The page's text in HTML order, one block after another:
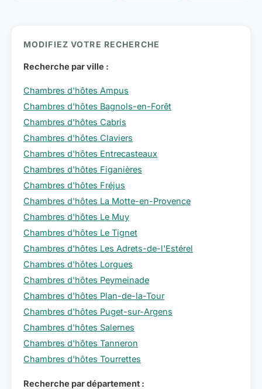
MODIFIEZ VOTRE RECHERCHE
Recherche par ville :
Chambres d'hôtes Ampus
Chambres d'hôtes Bagnols-en-Forêt
Chambres d'hôtes Cabris
Chambres d'hôtes Claviers
Chambres d'hôtes Entrecasteaux
Chambres d'hôtes Figanières
Chambres d'hôtes Fréjus
Chambres d'hôtes La Motte-en-Provence
Chambres d'hôtes Le Muy
Chambres d'hôtes Le Tignet
Chambres d'hôtes Les Adrets-de-l'Estérel
Chambres d'hôtes Lorgues
Chambres d'hôtes Peymeinade
Chambres d'hôtes Plan-de-la-Tour
Chambres d'hôtes Puget-sur-Argens
Chambres d'hôtes Salernes
Chambres d'hôtes Tanneron
Chambres d'hôtes Tourrettes
Recherche par département :